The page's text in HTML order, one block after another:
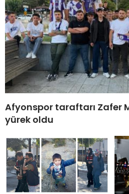
Afyonspor taraftarı Zafer
yürek oldu